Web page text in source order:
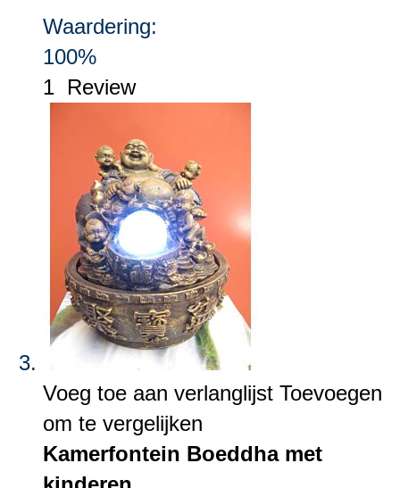
Waardering:
100%
1 Review
Voeg toe aan verlanglijst Toevoegen
om te vergelijken
Kamerfontein Boeddha met